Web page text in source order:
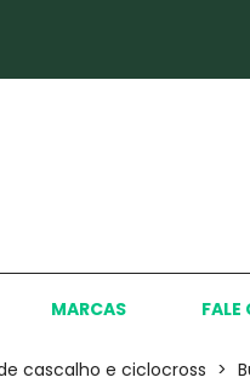
MARCAS
cascalho e ciclocross >